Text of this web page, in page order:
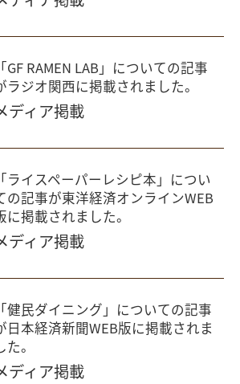
「GF RAMEN LAB」についての記事
ラジオ関西に掲載されました。
ディア掲載
「ライスペーパーレシピ本」につい
の記事が東洋経済オンラインWEB
に掲載されました。
ディア掲載
「健民ダイニング」についての記事
日本経済新聞WEB版に掲載されま
た。
ディア掲載